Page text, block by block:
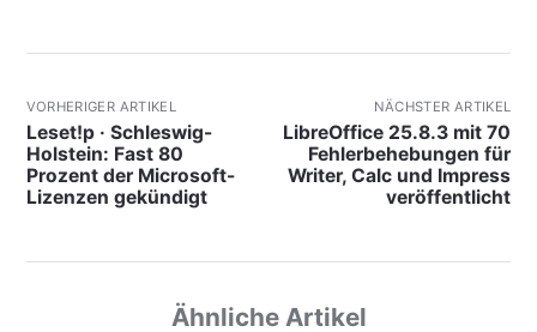
VORHERIGER ARTIKEL
Leset!p · Schleswig-
Holstein: Fast 80
Prozent der Microsoft-
Lizenzen gekündigt
NÄCHSTER ARTIKEL
LibreOffice 25.8.3 mit 70
Fehlerbehebungen für
Writer, Calc und Impress
veröffentlicht
Ähnliche Artikel